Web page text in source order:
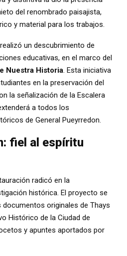
del renombrado paisajista,
y material para los trabajos.
un descubrimiento de
educativas, en el marco del
Nuestra Historia. Esta iniciativa
en la preservación del
la señalización de la Escalera
a todos los
de General Pueyrredon.
fiel al espíritu
radicó en la
histórica. El proyecto se
originales de Thays
Histórico de la Ciudad de
y apuntes aportados por